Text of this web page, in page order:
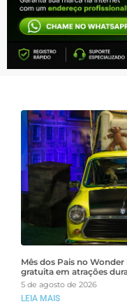
Mês dos Pais no
gratuita em atrações
5 de agosto de 2026
LEIA MAIS